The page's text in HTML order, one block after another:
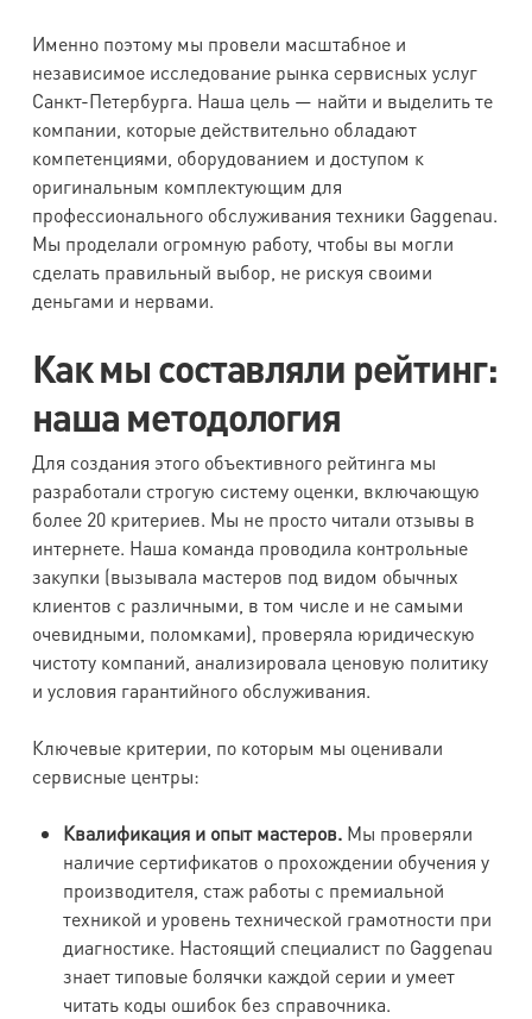
Именно поэтому мы провели масштабное и
независимое исследование рынка сервисных услуг
Санкт-Петербурга. Наша цель — найти и выделить те
компании, которые действительно обладают
компетенциями, оборудованием и доступом к
оригинальным комплектующим для
профессионального обслуживания техники Gaggenau.
Мы проделали огромную работу, чтобы вы могли
сделать правильный выбор, не рискуя своими
деньгами и нервами.
Как мы составляли рейтинг:
наша методология
Для создания этого объективного рейтинга мы
разработали строгую систему оценки, включающую
более 20 критериев. Мы не просто читали отзывы в
интернете. Наша команда проводила контрольные
закупки (вызывала мастеров под видом обычных
клиентов с различными, в том числе и не самыми
очевидными, поломками), проверяла юридическую
чистоту компаний, анализировала ценовую политику
и условия гарантийного обслуживания.
Ключевые критерии, по которым мы оценивали
сервисные центры:
Квалификация и опыт мастеров. Мы проверяли
наличие сертификатов о прохождении обучения у
производителя, стаж работы с премиальной
техникой и уровень технической грамотности при
диагностике. Настоящий специалист по Gaggenau
знает типовые болячки каждой серии и умеет
читать коды ошибок без справочника.